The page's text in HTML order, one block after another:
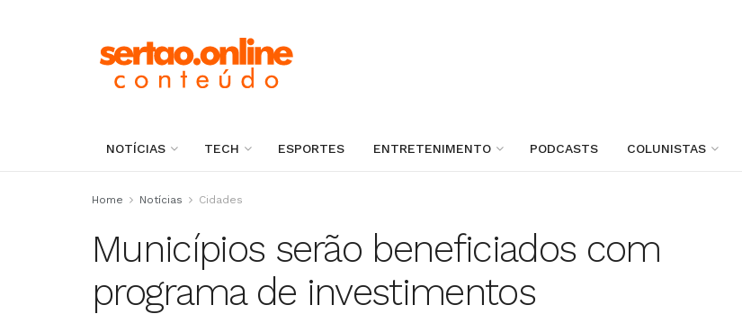
NOTÍCIAS TECH ESPORTES ENTRETENIMENTO PODCASTS COLUNISTAS
Home Notícias Cidades
Municípios serão beneficiados com
programa de investimentos